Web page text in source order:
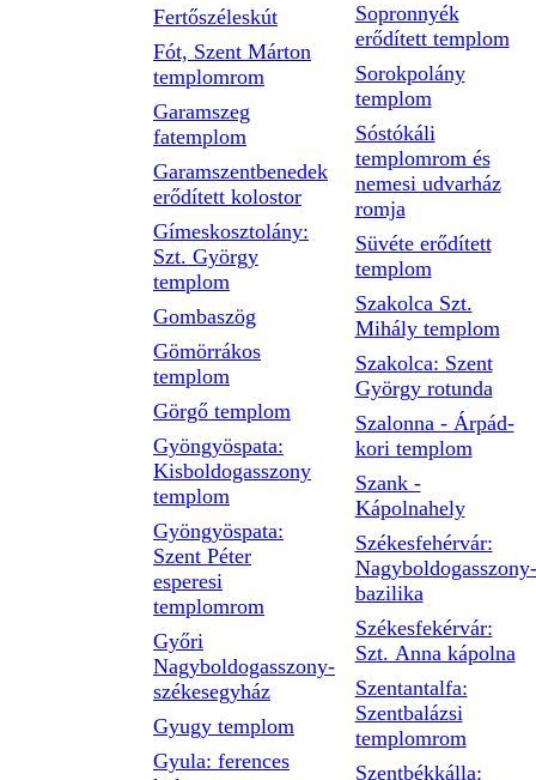
Fertőszéleskút
Fót, Szent Márton
templomrom
Garamszeg
fatemplom
Garamszentbenedek
erődített kolostor
Gímeskosztolány:
Szt. György
templom
Gombaszög
Gömörrákos
templom
Görgő templom
Gyöngyöspata:
Kisboldogasszony
templom
Gyöngyöspata:
Szent Péter
esperesi
templomrom
Győri
Nagyboldogasszony-
székesegyház
Gyugy templom
Gyula: ferences
Sopronnyék
erődített templom
Sorokpolány
templom
Sóstókáli
templomrom és
nemesi udvarház
romja
Süvéte erődített
templom
Szakolca Szt.
Mihály templom
Szakolca: Szent
György rotunda
Szalonna - Árpád-
kori templom
Szank -
Kápolnahely
Székesfehérvár:
Nagyboldogasszony-
bazilika
Székesfekérvár:
Szt. Anna kápolna
Szentantalfa:
Szentbalázsi
templomrom
Szentbékkálla: